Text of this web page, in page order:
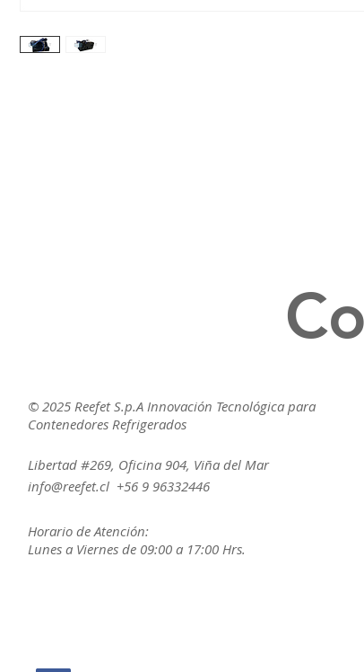
© 2025 Reefet S.p.A Innovación Tecnológica para
Contenedores Refrigerados
Libertad #269, Oficina 904, Viña del Mar
info@reefet.cl +56 9 96332446
Horario de Atención:
Lunes a Viernes de 09:00 a 17:00 Hrs.